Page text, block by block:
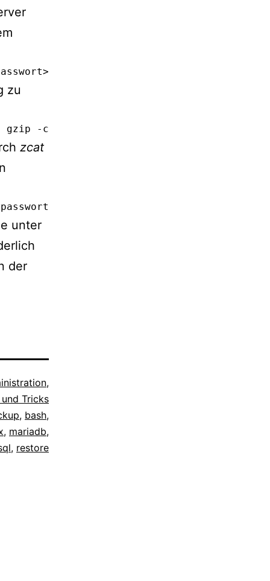
<datenbankname>
zu
| gzip -c > <dateiname.sql.gz>
zcat
<datenbankname>
unter
der
,
Tricks
, bash,
, mariadb,
, restore